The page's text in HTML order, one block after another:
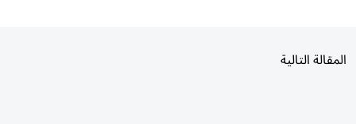
المقالة التالية